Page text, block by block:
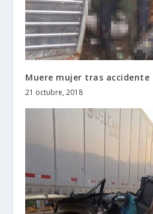
Muere mujer tras accidente
21 octubre, 2018